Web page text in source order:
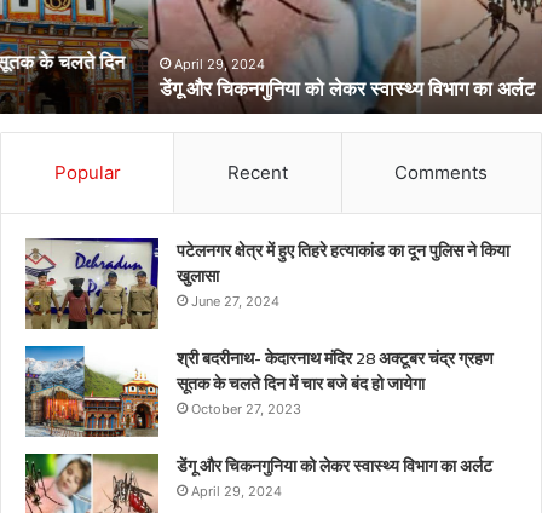
विभाग
का
अर्लटApril 29, 2024
डेंगू और चिकनगुनिया को लेकर स्वास्थ्य विभाग का अर्लट
Popular Recent Comments
पटेलनगर क्षेत्र में हुए तिहरे हत्याकांड का दून पुलिस ने किया
खुलासा
June 27, 2024
श्री बदरीनाथ- केदारनाथ मंदिर 28 अक्टूबर चंद्र ग्रहण
सूतक के चलते दिन में चार बजे बंद हो जायेगा
October 27, 2023
डेंगू और चिकनगुनिया को लेकर स्वास्थ्य विभाग का अर्लट
April 29, 2024